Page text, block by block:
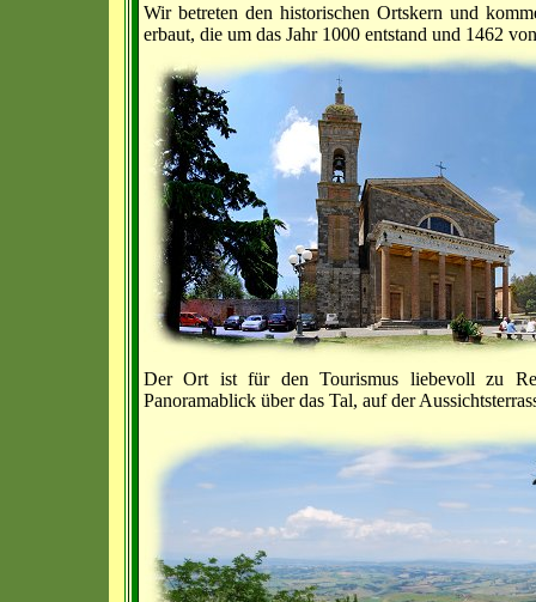
Wir betreten den historischen Ortskern und
erbaut, die um das Jahr 1000 entstand und 1462
Der Ort ist für den Tourismus liebevoll zu
Panoramablick über das Tal, auf der